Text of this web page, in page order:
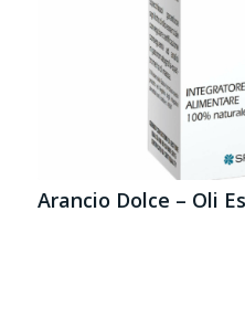
Arancio Dolce – Oli